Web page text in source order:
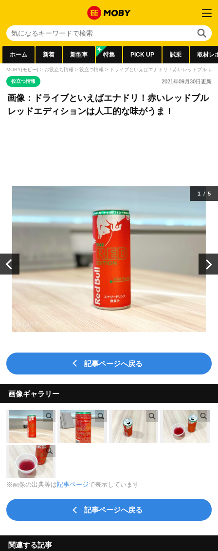
ホーム 新着 新型車 特集 PICK UP 試乗 取材レ
MOBY[モビー] > お役立ち情報 > 役立つ情報 > ドライブといえばエナドリ！赤いレッドブル レ
役立つ情報 2021年09月30日更新
画像：ドライブといえばエナドリ！赤いレッドブル
レッドエディションは人工的な味がうま！
1 / 5
記事ページへ戻る
画像ギャラリー
※画像の出典等は記事ページで表示しています
記事ページへ戻る
関連する記事